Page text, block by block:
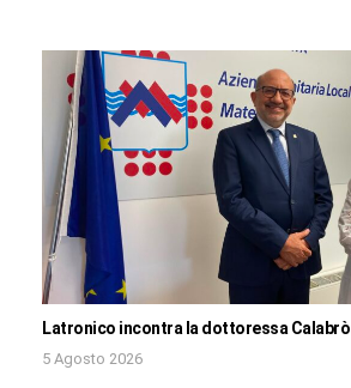
Latronico incontra la dottoressa Calabrò
5 Agosto 2026